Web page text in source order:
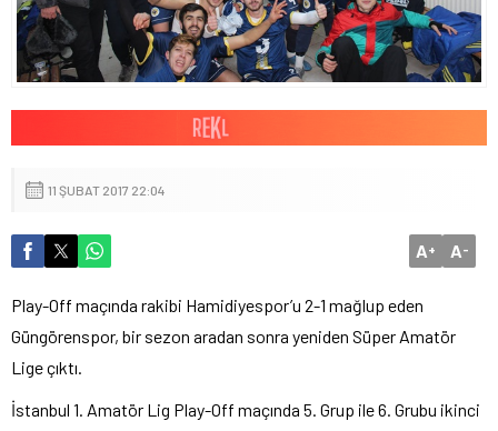
11 ŞUBAT 2017 22:04
A+ A-
Play-Off maçında rakibi Hamidiyespor’u 2-1 mağlup eden
Güngörenspor, bir sezon aradan sonra yeniden Süper Amatör
Lige çıktı.
İstanbul 1. Amatör Lig Play-Off maçında 5. Grup ile 6. Grubu ikinci